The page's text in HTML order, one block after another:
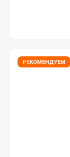
РЕКОМЕНДУЕМ